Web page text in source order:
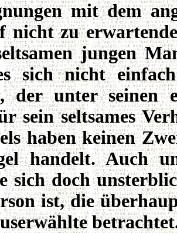
mit dem
nicht zu
jungen
sich nicht
der unter seinen
sein seltsames
haben keinen
handelt. Auch
sich doch
ist, die